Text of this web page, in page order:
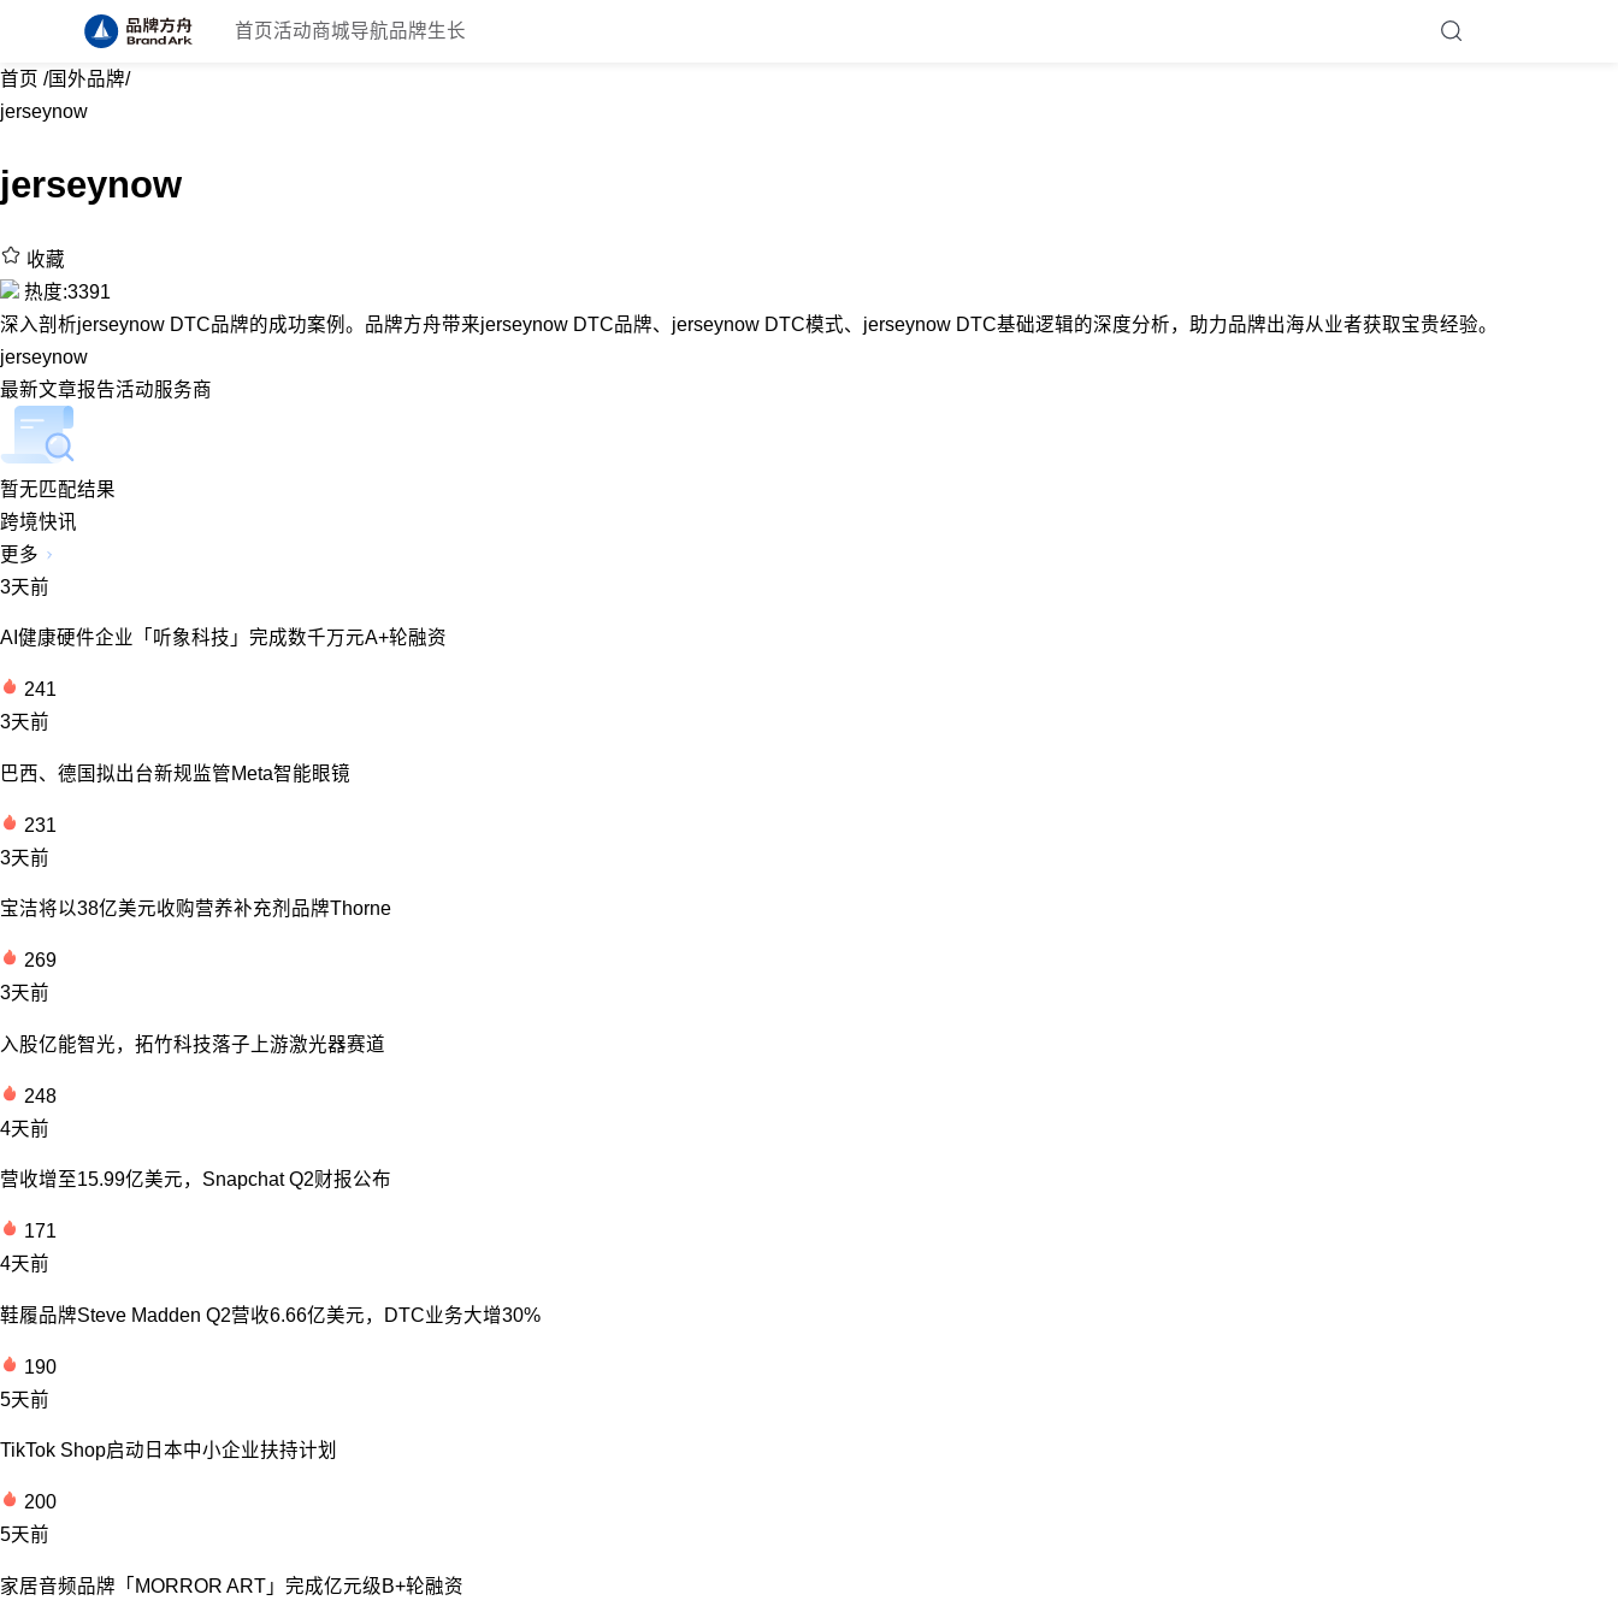
首页 活动商城导航品牌生长
首页 /国外品牌/
jerseynow
jerseynow
收藏
热度:3391
深入剖析jerseynow DTC品牌的成功案例。品牌方舟带来jerseynow DTC品牌、jerseynow DTC模式、jerseynow DTC基础逻辑的深度分析，助力品牌出海从业者获取宝贵经验。
jerseynow
最新文章报告活动服务商
暂无匹配结果
跨境快讯
更多
3天前
AI健康硬件企业「听象科技」完成数千万元A+轮融资
241
3天前
巴西、德国拟出台新规监管Meta智能眼镜
231
3天前
宝洁将以38亿美元收购营养补充剂品牌Thorne
269
3天前
入股亿能智光，拓竹科技落子上游激光器赛道
248
4天前
营收增至15.99亿美元，Snapchat Q2财报公布
171
4天前
鞋履品牌Steve Madden Q2营收6.66亿美元，DTC业务大增30%
190
5天前
TikTok Shop启动日本中小企业扶持计划
200
5天前
家居音频品牌「MORROR ART」完成亿元级B+轮融资